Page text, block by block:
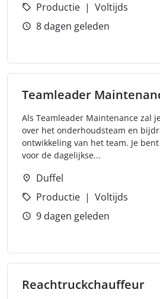
Productie
Voltijds
8 dagen geleden
Teamleader
Als Teamleader Maintenance zal
over het onderhoudsteam en
ontwikkeling van het team. Je
voor de dagelijkse...
Duffel
Productie
Voltijds
9 dagen geleden
Reachtruckchauffeur